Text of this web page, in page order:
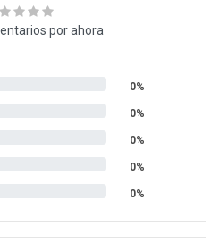
por ahora
0%
0%
0%
0%
0%